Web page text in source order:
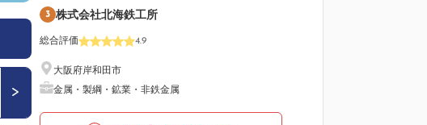
3 株式会社北海鉄工所
総合評価 4.9
大阪府岸和田市
金属・製綱・鉱業・非鉄金属